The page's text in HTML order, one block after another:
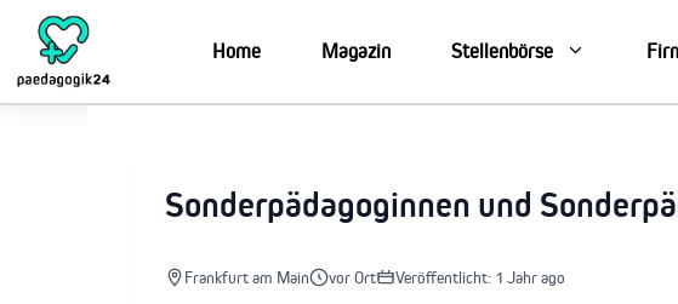
Inhalt
springen
Home Magazin Stellenbörse
Sonderpädagoginnen und
Frankfurt am Main vor Ort Veröffentlicht: 1 Jahr ago